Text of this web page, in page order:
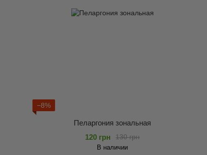
−8%
Пеларгония зональная
130 грн
120 грн
В наличии